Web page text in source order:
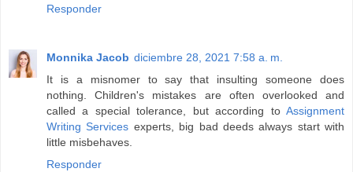
Responder
Monnika Jacob diciembre 28, 2021 7:58 a. m.
It is a misnomer to say that insulting someone does
nothing. Children's mistakes are often overlooked and
called a special tolerance, but according to Assignment
Writing Services experts, big bad deeds always start with
little misbehaves.
Responder